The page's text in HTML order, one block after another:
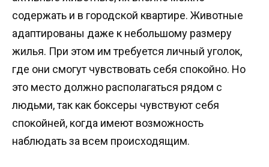
содержать и в городской квартире. Животные
адаптированы даже к небольшому размеру
жилья. При этом им требуется личный уголок,
где они смогут чувствовать себя спокойно. Но
это место должно располагаться рядом с
людьми, так как боксеры чувствуют себя
спокойней, когда имеют возможность
наблюдать за всем происходящим.